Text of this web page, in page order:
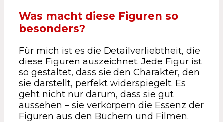
Was macht diese Figuren so
besonders?
Für mich ist es die Detailverliebtheit, die
diese Figuren auszeichnet. Jede Figur ist
so gestaltet, dass sie den Charakter, den
sie darstellt, perfekt widerspiegelt. Es
geht nicht nur darum, dass sie gut
aussehen – sie verkörpern die Essenz der
Figuren aus den Büchern und Filmen.